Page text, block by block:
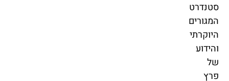
סטנדרט
המגורים
היוקרתי
והידוע
של
פרץ